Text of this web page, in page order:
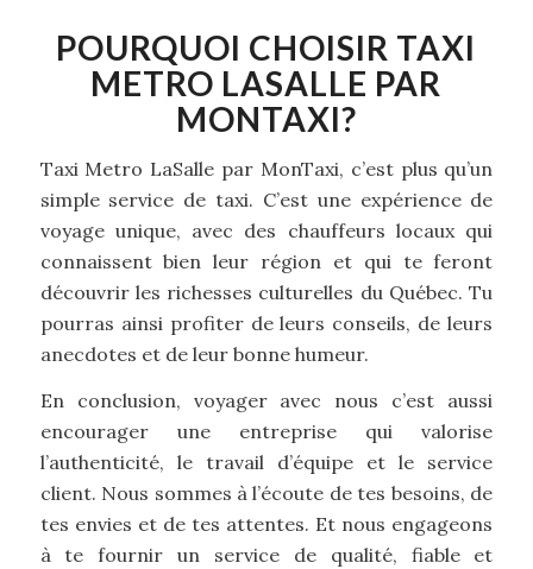
POURQUOI CHOISIR TAXI
METRO LASALLE PAR
MONTAXI?
Taxi Metro LaSalle par MonTaxi, c’est plus qu’un
simple service de taxi. C’est une expérience de
voyage unique, avec des chauffeurs locaux qui
connaissent bien leur région et qui te feront
découvrir les richesses culturelles du Québec. Tu
pourras ainsi profiter de leurs conseils, de leurs
anecdotes et de leur bonne humeur.
En conclusion, voyager avec nous c’est aussi
encourager une entreprise qui valorise
l’authenticité, le travail d’équipe et le service
client. Nous sommes à l’écoute de tes besoins, de
tes envies et de tes attentes. Et nous engageons
à te fournir un service de qualité, fiable et